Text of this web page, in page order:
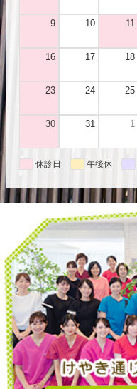
9 10 11
16 17 18
23 24 25
30 31 1
休診日 午後休